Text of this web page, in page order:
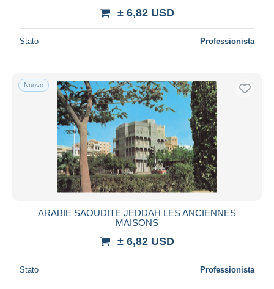
± 6,82 USD
Stato Professionista
Nuovo
ARABIE SAOUDITE JEDDAH LES ANCIENNES
MAISONS
± 6,82 USD
Stato Professionista